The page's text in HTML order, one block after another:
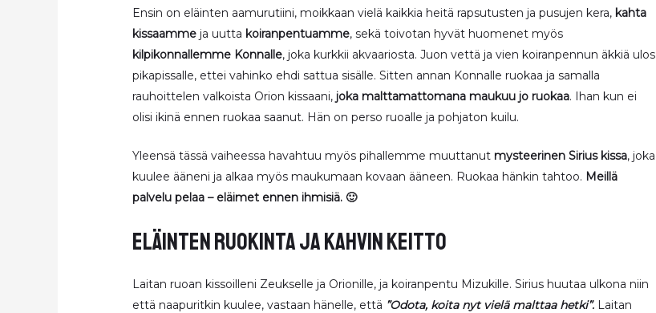
Ensin on eläinten aamurutiini, moikkaan vielä kaikkia heitä rapsutusten ja pusujen kera, kahta
kissaamme ja uutta koiranpentuamme, sekä toivotan hyvät huomenet myös
kilpikonnallemme Konnalle, joka kurkkii akvaariosta. Juon vettä ja vien koiranpennun äkkiä ulos
pikapissalle, ettei vahinko ehdi sattua sisälle. Sitten annan Konnalle ruokaa ja samalla
rauhoittelen valkoista Orion kissaani, joka malttamattomana maukuu jo ruokaa. Ihan kun ei
olisi ikinä ennen ruokaa saanut. Hän on perso ruoalle ja pohjaton kuilu.
Yleensä tässä vaiheessa havahtuu myös pihallemme muuttanut mysteerinen Sirius kissa, joka
kuulee ääneni ja alkaa myös maukumaan kovaan ääneen. Ruokaa hänkin tahtoo. Meillä
palvelu pelaa – eläimet ennen ihmisiä. 🙂
eläinten ruokinta ja kahvin keitto
Laitan ruoan kissoilleni Zeukselle ja Orionille, ja koiranpentu Mizukille. Sirius huutaa ulkona niin
että naapuritkin kuulee, vastaan hänelle, että ”Odota, koita nyt vielä malttaa hetki”. Laitan